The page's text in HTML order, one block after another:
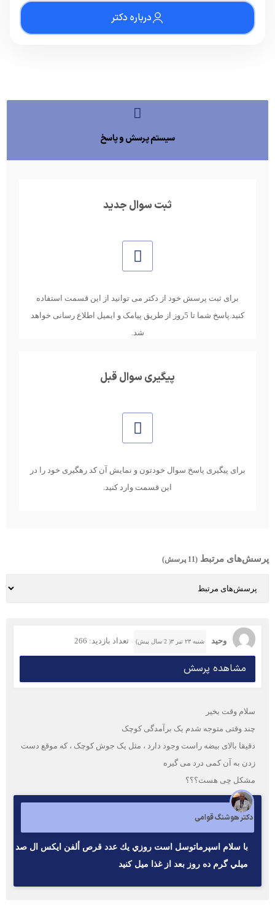
درباره دکتر
سیستم پرسش و پاسخ
ثبت سوال جدید
برای ثبت پرسش خود از دکتر می توانید از این قسمت استفاده
کنید.پاسخ شما تا 5روز از طریق پیامک و ایمیل اطلاع رسانی خواهد
شد.
پیگیری سوال قبل
برای پیگیری پاسخ سوال خودتون و نمایش آن کد رهگیری خود را در
این قسمت وارد کنید.
پرسش‌های مرتبط (11 پرسش)
وحید شنبه ۲۳ تیر ۳( 2 سال پیش) تعداد بازدید: 266
مشاهده پرسش
سلام وقت بخیر
چند وقتی متوجه شدم یک برآمدگی کوچک
دقیقا بالای بیضه راست وجود دارد ، مثل یک جوش کوچک ، که موقع دست
زدن به آن کمی درد می گیره
مشکل چی هست؟؟؟
دکتر هوشنگ قوامی
با سلام اسپرماتوسل است روزي يك عدد قرص ألفن ايكس ال صد
ميلي گرم ده روز بعد از غذا ميل كنيد